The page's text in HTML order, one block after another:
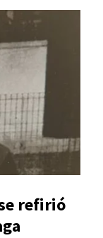
refirió